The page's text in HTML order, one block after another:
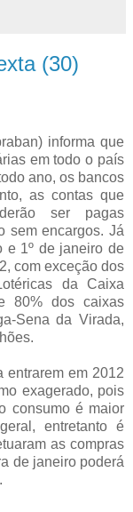
(30)
informa que
em todo o país
ano, os bancos
as contas que
ser pagas
sem encargos. Já
e 1º de janeiro de
com exceção dos
da Caixa
80% dos caixas
Sena da Virada,
entrarem em 2012
exagerado, pois
consumo é maior
entretanto é
as compras
de janeiro poderá